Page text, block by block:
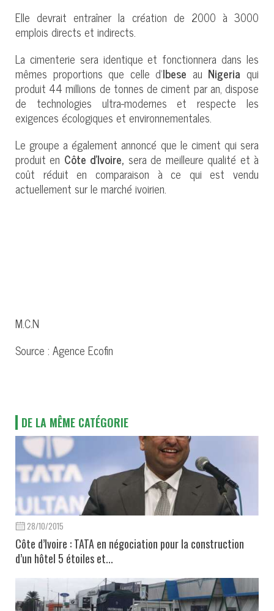
Elle devrait entraîner la création de 2000 à 3000
emplois directs et indirects.
La cimenterie sera identique et fonctionnera dans les
mêmes proportions que celle d’Ibese au Nigeria qui
produit 44 millions de tonnes de ciment par an, dispose
de technologies ultra-modernes et respecte les
exigences écologiques et environnementales.
Le groupe a également annoncé que le ciment qui sera
produit en Côte d’Ivoire, sera de meilleure qualité et à
coût réduit en comparaison à ce qui est vendu
actuellement sur le marché ivoirien.
M.C.N
Source : Agence Ecofin
DE LA MÊME CATÉGORIE
28/10/2015
Côte d’Ivoire : TATA en négociation pour la construction
d’un hôtel 5 étoiles et...